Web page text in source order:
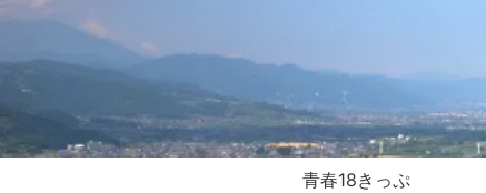
青春18きっぷ